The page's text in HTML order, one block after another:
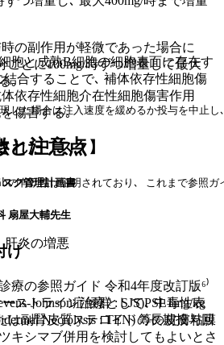
胞と成熟B細胞の細胞表面に存在す
合することで､ 補体依存性細胞傷
依存性細胞介在性細胞傷害作用
傷害する｡
れたリスク】
ク管理計画書
肝炎の増悪
Johnson症候群 : SJS)､ 中毒性表
Necrolysis : TEN) 等の皮膚粘膜
の副作用が軽微であった場合に
ごとに100mg/時ずつ増量して最大
｡
合は注入速度を緩めるか投与を中止し､
と注意点
有効性は証明されており､ これまで参照
扇屋大輔先生
け
療の参照ガイド 令和4年度改訂版⁶⁾
ストライン治療としてPSL1mg/kg
は副腎皮質ステロイドの長期投与回
キシマブ併用を検討してもよいとさ